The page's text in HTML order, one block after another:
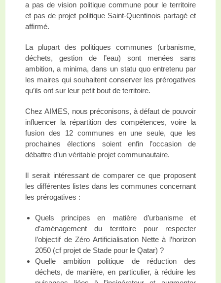
a pas de vision politique commune pour le territoire
et pas de projet politique Saint-Quentinois partagé et
affirmé.
La plupart des politiques communes (urbanisme,
déchets, gestion de l’eau) sont menées sans
ambition, a minima, dans un statu quo entretenu par
les maires qui souhaitent conserver les prérogatives
qu’ils ont sur leur petit bout de territoire.
Chez AIMES, nous préconisons, à défaut de pouvoir
influencer la répartition des compétences, voire la
fusion des 12 communes en une seule, que les
prochaines élections soient enfin l’occasion de
débattre d’un véritable projet communautaire.
Il serait intéressant de comparer ce que proposent
les différentes listes dans les communes concernant
les prérogatives :
Quels principes en matière d’urbanisme et
d’aménagement du territoire pour respecter
l’objectif de Zéro Artificialisation Nette à l’horizon
2050 (cf projet de Stade pour le Qatar) ?
Quelle ambition politique de réduction des
déchets, de manière, en particulier, à réduire les